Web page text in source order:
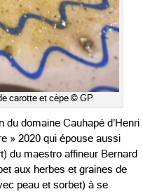
carotte et cèpe © GP
du domaine Cauhapé d’Henri
» 2020 qui épouse aussi
du maestro affineur Bernard
aux herbes et graines de
peau et sorbet) à se